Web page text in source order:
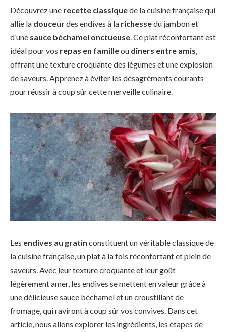
Découvrez une recette classiquede la cuisine française qui
allie la douceurdes endives à la richessedu jambon et
d’une sauce béchamel onctueuse. Ce plat réconfortant est
idéal pour vos repas en familleou dîners entre amis,
offrant une texture croquante des légumes et une explosion
de saveurs. Apprenez à éviter les désagréments courants
pour réussir à coup sûr cettemerveille culinaire.
Les endives au gratin constituent un véritable classique de
la cuisine française, un plat à la fois réconfortant et plein de
saveurs. Avec leur texture croquante et leur goût
légèrement amer, les endives se mettent en valeur grâce à
une délicieuse sauce béchamel et un croustillant de
fromage, qui raviront à coup sûr vos convives. Dans cet
article, nous allons explorer les ingrédients, les étapes de